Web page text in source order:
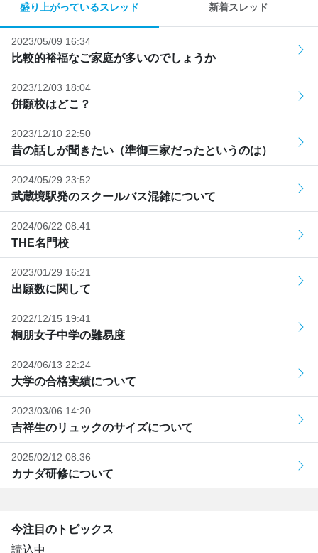
盛り上がっているスレッド 新着スレッド
2023/05/09 16:34
比較的裕福なご家庭が多いのでしょうか
2023/12/03 18:04
併願校はどこ？
2023/12/10 22:50
昔の話しが聞きたい（準御三家だったというのは）
2024/05/29 23:52
武蔵境駅発のスクールバス混雑について
2024/06/22 08:41
THE名門校
2023/01/29 16:21
出願数に関して
2022/12/15 19:41
桐朋女子中学の難易度
2024/06/13 22:24
大学の合格実績について
2023/03/06 14:20
吉祥生のリュックのサイズについて
2025/02/12 08:36
カナダ研修について
今注目のトピックス
読込中